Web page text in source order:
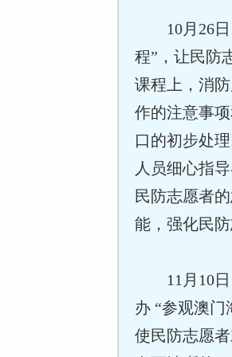
10月26
程”，让民防
课程上，消
作的注意事
口的初步处
人员细心指
民防志愿者
能，强化民
11月10
办 “参观澳
使民防志愿